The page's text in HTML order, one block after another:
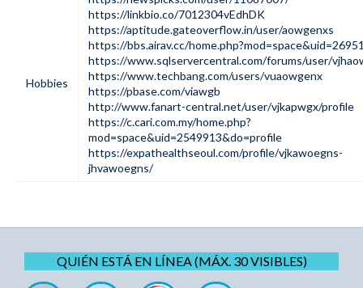
Hobbies
https://linkbio.co/7012304vEdhDK
https://aptitude.gateoverflow.in/user/aowgenxs
https://bbs.airav.cc/
https://www.sqlservercentral.com/forums/user/
https://www.techbang.com/users/vuaowgenx
https://pbase.com/viawgb
http://www.fanart-central.net/user/vjkapwgx/profile
https://c.cari.com.my/home.php?
mod=space&uid=2549913&do=profile
https://expathealthseoul.com/profile/vjkawoegns-
jhvawoegns/
QUIÉN ESTÁ EN LÍNEA (MÁX. 30 VISIBLES)